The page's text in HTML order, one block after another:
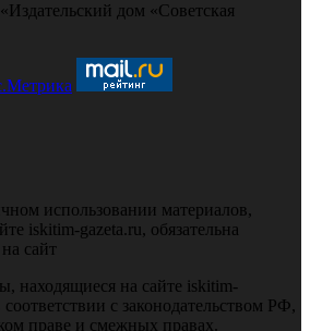
дом «Советская
использовании материалов,
iskitim-gazeta.ru, обязательна
сайт
находящиеся на сайте iskitim-
с законодательством РФ,
праве и смежных правах.